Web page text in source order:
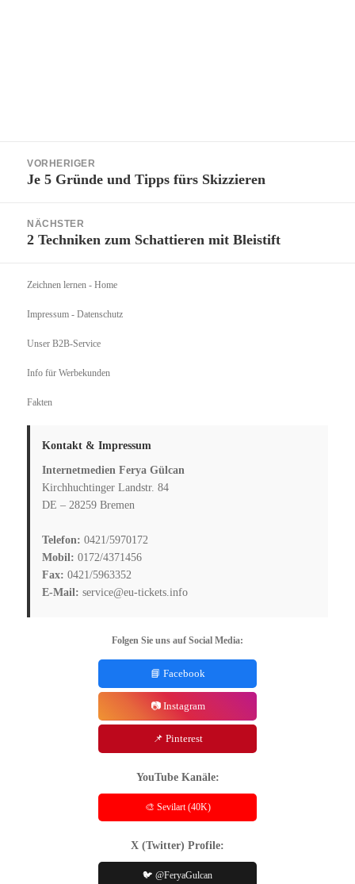
VORHERIGER
Vorheriger
Je 5 Gründe und Tipps fürs Skizzieren
NÄCHSTER
Nächster
2 Techniken zum Schattieren mit Bleistift
Zeichnen lernen - Home
Impressum - Datenschutz
Unser B2B-Service
Info für Werbekunden
Fakten
Kontakt & Impressum
Internetmedien Ferya Gülcan
Kirchhuchtinger Landstr. 84
DE – 28259 Bremen
Telefon: 0421/5970172
Mobil: 0172/4371456
Fax: 0421/5963352
E-Mail: service@eu-tickets.info
Folgen Sie uns auf Social Media:
📘 Facebook
📷 Instagram
📌 Pinterest
YouTube Kanäle:
🎨 Sevilart (40K)
X (Twitter) Profile:
🐦 @FeryaGulcan